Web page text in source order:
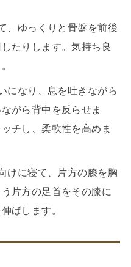
、ゆっくりと骨盤を前後
たりします。気持ち良
になり、息を吐きながら
がら背中を反らせま
チし、柔軟性を高めま
けに寝て、片方の膝を胸
片方の足首をその膝に
ばします。